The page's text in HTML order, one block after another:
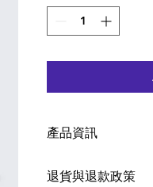
產品資訊
寸、材料、保固和清
退貨與退款政策